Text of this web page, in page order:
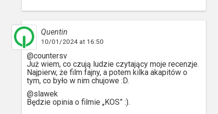
Quentin
10/01/2024 at 16:50
@countersv
Już wiem, co czują ludzie czytający moje recenzje.
Najpierw, że film fajny, a potem kilka akapitów o
tym, co było w nim chujowe :D.
@slawek
Będzie opinia o filmie „KOS” :).